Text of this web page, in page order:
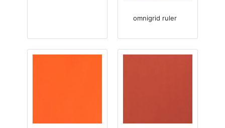
omnigrid ruler